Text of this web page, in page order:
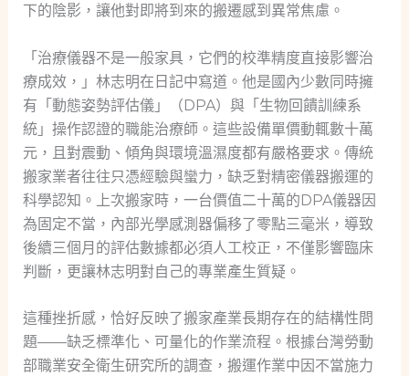
下的陰影，讓他對即將到來的搬遷感到異常焦慮。
「治療儀器不是一般家具，它們的校準精度直接影響治
療成效，」林志明在日記中寫道。他是國內少數同時擁
有「動態姿勢評估儀」（DPA）與「生物回饋訓練系
統」操作認證的職能治療師。這些設備單價動輒數十萬
元，且對震動、傾角與環境溫濕度都有嚴格要求。傳統
搬家業者往往只憑經驗與蠻力，缺乏對精密儀器搬運的
科學認知。上次搬家時，一台價值二十萬的DPA儀器因
為固定不當，內部光學感測器偏移了零點三毫米，導致
後續三個月的評估數據都必須人工校正，不僅影響臨床
判斷，更讓林志明對自己的專業產生質疑。
這種挫折感，恰好反映了搬家產業長期存在的結構性問
題——缺乏標準化、可量化的作業流程。根據台灣勞動
部職業安全衛生研究所的調查，搬運作業中因不當施力